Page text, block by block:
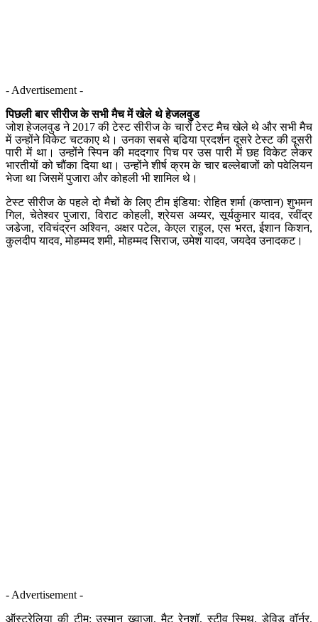
- Advertisement -
पिछली बार सीरीज के सभी मैच में खेले थे हेजलवुड
जोश हेजलवुड ने 2017 की टेस्ट सीरीज के चारों टेस्ट मैच खेले थे और सभी मैच
में उन्होंने विकेट चटकाए थे। उनका सबसे बढि़या प्रदर्शन दूसरे टेस्ट की दूसरी
पारी में था। उन्होंने स्पिन की मददगार पिच पर उस पारी में छह विकेट लेकर
भारतीयों को चौंका दिया था। उन्होंने शीर्ष क्रम के चार बल्लेबाजों को पवेलियन
भेजा था जिसमें पुजारा और कोहली भी शामिल थे।
टेस्ट सीरीज के पहले दो मैचों के लिए टीम इंडिया: रोहित शर्मा (कप्तान) शुभमन
गिल, चेतेश्वर पुजारा, विराट कोहली, श्रेयस अय्यर, सूर्यकुमार यादव, रवींद्र
जडेजा, रविचंद्रन अश्विन, अक्षर पटेल, केएल राहुल, एस भरत, ईशान किशन,
कुलदीप यादव, मोहम्मद शमी, मोहम्मद सिराज, उमेश यादव, जयदेव उनादकट।
- Advertisement -
ऑस्ट्रेलिया की टीम: उस्मान ख्वाजा, मैट रेनशॉ, स्टीव स्मिथ, डेविड वॉर्नर,